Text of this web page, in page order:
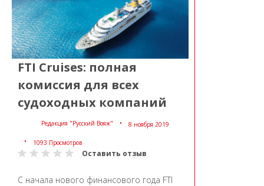
FTI Cruises: полная
комиссия для всех
судоходных компаний
Редакция "Русский Вояж" 8 ноября 2019
1093 Просмотров
Оставить отзыв
С начала нового финансового года FTI